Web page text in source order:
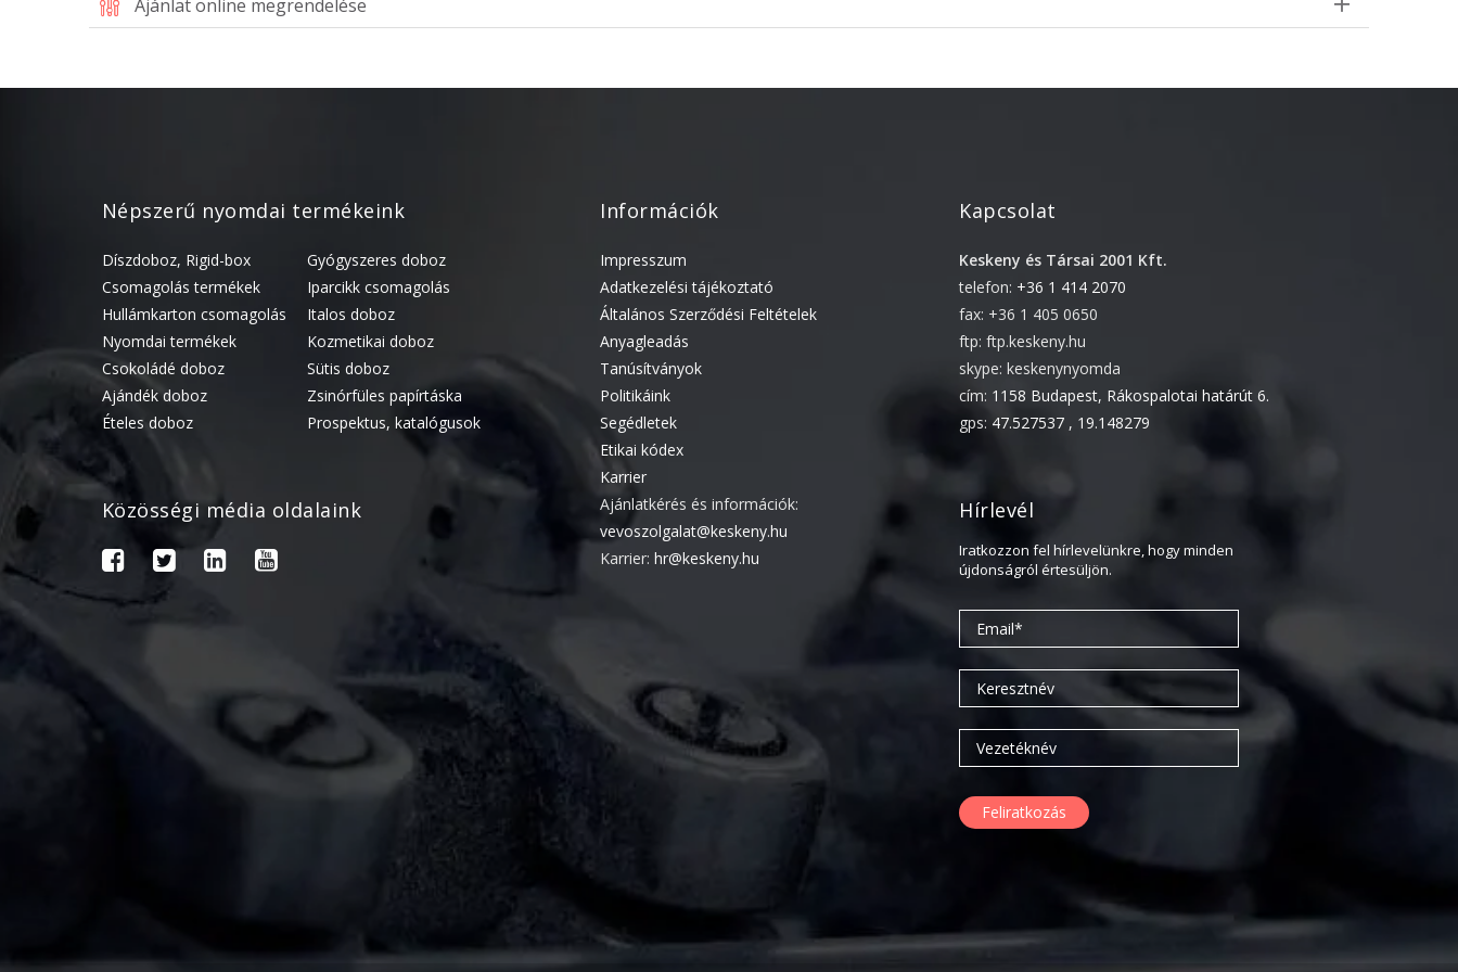
Kategóriák
Design
Hírek
Inspiráció
Uncategorized
Archívum
2026. április
2025. március
2024. december
2024. november
2024. április
2023. július
Ajánlat online megrendelése
Népszerű nyomdai termékeink
Díszdoboz, Rigid-box
Csomagolás termékek
Hullámkarton csomagolás
Nyomdai termékek
Csokoládé doboz
Ajándék doboz
Ételes doboz
Gyógyszeres doboz
Iparcikk csomagolás
Italos doboz
Kozmetikai doboz
Sütis doboz
Zsinórfüles papírtáska
Prospektus, katalógusok
Közösségi média oldalaink
Információk
Impresszum
Adatkezelési tájékoztató
Általános Szerződési Feltételek
Anyagleadás
Tanúsítványok
Politikáink
Segédletek
Etikai kódex
Karrier
Ajánlatkérés és információk:
vevoszolgalat@keskeny.hu
Karrier:hr@keskeny.hu
Kapcsolat
Keskeny és Társai 2001 Kft.
telefon: +36 1 414 2070
fax: +36 1 405 0650
ftp: ftp.keskeny.hu
skype: keskenynyomda
cím: 1158 Budapest, Rákospalotai határút 6.
gps: 47.527537 , 19.148279
Hírlevél
Iratkozzon fel hírlevelünkre, hogy minden
újdonságról értesüljön.